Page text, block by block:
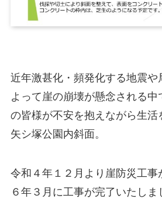
近年激甚化・頻発化する地震や
よって崖の崩壊が懸念される中
の皆様が不安を抱えながら生活
矢シ塚公園内斜面。
令和４年１２月より崖防災工事
６年３月に工事が完了いたしま